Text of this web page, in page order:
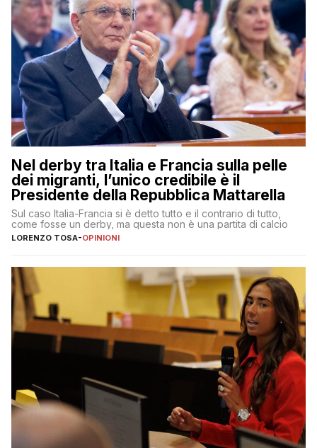
Nel derby tra Italia e Francia sulla pelle
dei migranti, l’unico credibile è il
Presidente della Repubblica Mattarella
Sul caso Italia-Francia si è detto tutto e il contrario di tutto,
come fosse un derby, ma questa non è una partita di calcio
LORENZO TOSA-OPINIONI